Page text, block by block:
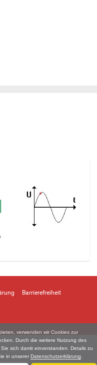
verwenden wir Cookies zur
Durch die weitere Nutzung des
sich damit einverstanden. Details zu
in unserer Datenschutzerklärung
Barrierefreiheit